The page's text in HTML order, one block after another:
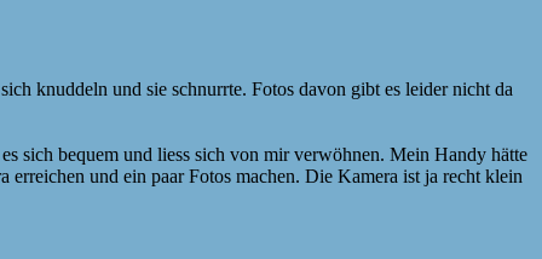
knuddeln und sie schnurrte. Fotos davon gibt es leider nicht da
sich bequem und liess sich von mir verwöhnen. Mein Handy hätte
und ein paar Fotos machen. Die Kamera ist ja recht klein